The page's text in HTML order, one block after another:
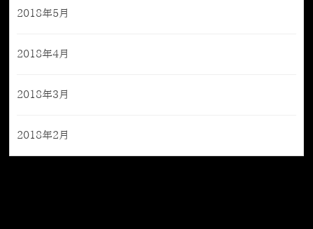
2018年5月
2018年4月
2018年3月
2018年2月